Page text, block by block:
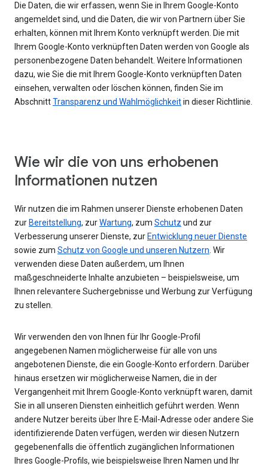
Die Daten, die wir erfassen, wenn Sie in Ihrem Google-Konto
angemeldet sind, und die Daten, die wir von Partnern über Sie
erhalten, können mit Ihrem Konto verknüpft werden. Die mit
Ihrem Google-Konto verknüpften Daten werden von Google als
personenbezogene Daten behandelt. Weitere Informationen
dazu, wie Sie die mit Ihrem Google-Konto verknüpften Daten
einsehen, verwalten oder löschen können, finden Sie im
AbschnittTransparenz und Wahlmöglichkeitin dieser Richtlinie.
Wie wir die von uns erhobenen
Informationen nutzen
Wir nutzen die im Rahmen unserer Dienste erhobenen Daten
zur Bereitstellung, zurWartung, zum Schutz und zur
Verbesserung unserer Dienste, zur Entwicklung neuer Dienste
sowie zum Schutz von Google und unseren Nutzern. Wir
verwenden diese Daten außerdem, um Ihnen
maßgeschneiderte Inhalte anzubieten – beispielsweise, um
Ihnen relevantere Suchergebnisse und Werbung zur Verfügung
zu stellen.
Wir verwenden den von Ihnen für Ihr Google-Profil
angegebenen Namen möglicherweise für alle von uns
angebotenen Dienste, die ein Google-Konto erfordern. Darüber
hinaus ersetzen wir möglicherweise Namen, die in der
Vergangenheit mit Ihrem Google-Konto verknüpft waren, damit
Sie in all unseren Diensten einheitlich geführt werden. Wenn
andere Nutzer bereits über Ihre E-Mail-Adresse oder andere Sie
identifizierende Daten verfügen, werden wir diesen Nutzern
gegebenenfalls die öffentlich zugänglichen Informationen
Ihres Google-Profils, wie beispielsweise Ihren Namen und Ihr